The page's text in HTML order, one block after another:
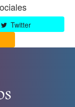
Twitter